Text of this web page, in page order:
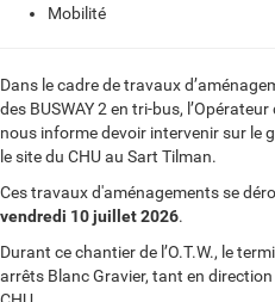
Mobilité
Dans le cadre de travaux
des BUSWAY 2 en tri-bus,
nous informe devoir intervenir sur le
le site du CHU au Sart Tilman.
Ces travaux d'aménagements se
vendredi 10 juillet 2026.
Durant ce chantier de l’O.T.W., le
arrêts Blanc Gravier, tant en